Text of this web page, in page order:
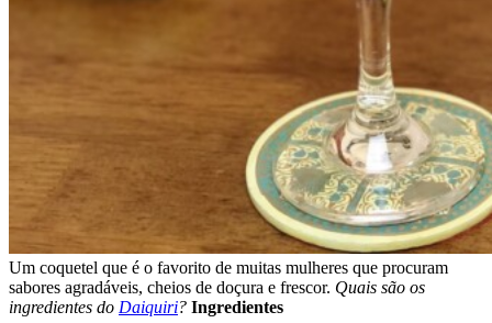
Um coquetel que é o favorito de muitas mulheres que procuram
sabores agradáveis, cheios de doçura e frescor. Quais são os
ingredientes do Daiquiri? Ingredientes